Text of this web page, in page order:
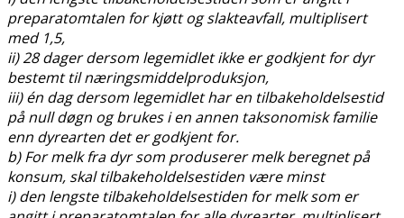
preparatomtalen for kjøtt og slakteavfall, multiplisert
med 1,5,
ii) 28 dager dersom legemidlet ikke er godkjent for dyr
bestemt til næringsmiddelproduksjon,
iii) én dag dersom legemidlet har en tilbakeholdelsestid
på null døgn og brukes i en annen taksonomisk familie
enn dyrearten det er godkjent for.
b) For melk fra dyr som produserer melk beregnet på
konsum, skal tilbakeholdelsestiden være minst
i) den lengste tilbakeholdelsestiden for melk som er